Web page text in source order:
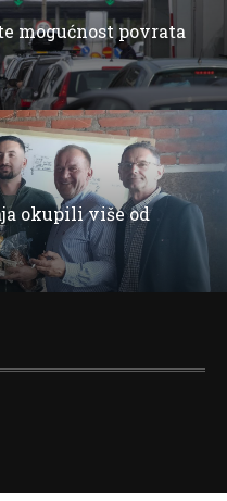
mogućnost povrata
okupili više od